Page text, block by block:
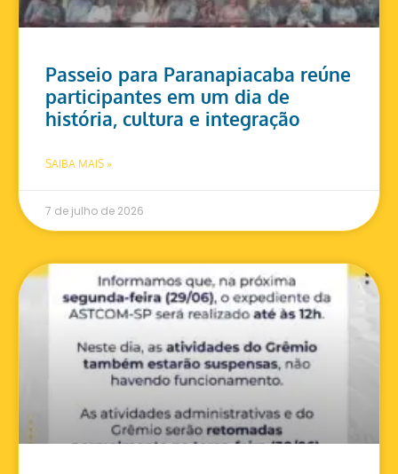
Passeio para Paranapiacaba reúne
participantes em um dia de
história, cultura e integração
SAIBA MAIS »
7 de julho de 2026